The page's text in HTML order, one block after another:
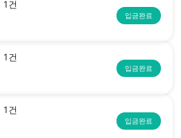
1건
입금완료
1건
입금완료
1건
입금완료